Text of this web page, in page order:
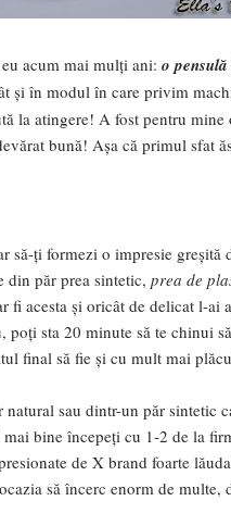
acum mai mulți ani: o
și în modul în care privim
la atingere! A fost pentru mine
bună! Așa că primul sfat
să-ți formezi o impresie greșită
din păr prea sintetic, prea de
acesta și oricât de delicat l-ai
sta 20 minute să te chinui
final să fie și cu mult mai
sau dintr-un păr sintetic
bine începeți cu 1-2 de la
de X brand foarte
să încerc enorm de multe,